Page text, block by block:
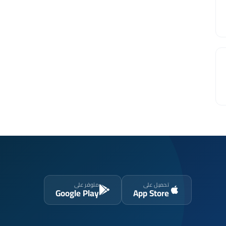
تحميل على
App Store
متوفر على
Google Play